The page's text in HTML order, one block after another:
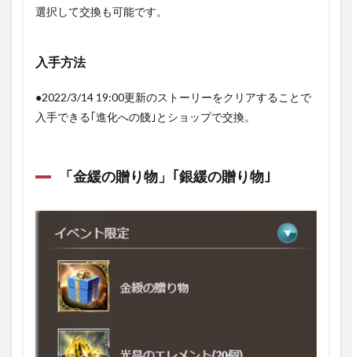
選択して交換も可能です。
入手方法
●2022/3/14 19:00更新のストーリーをクリアすることで
入手できる｢進化への餞｣とショップで交換。
「金緩の贈り物」｢銀緩の贈り物｣